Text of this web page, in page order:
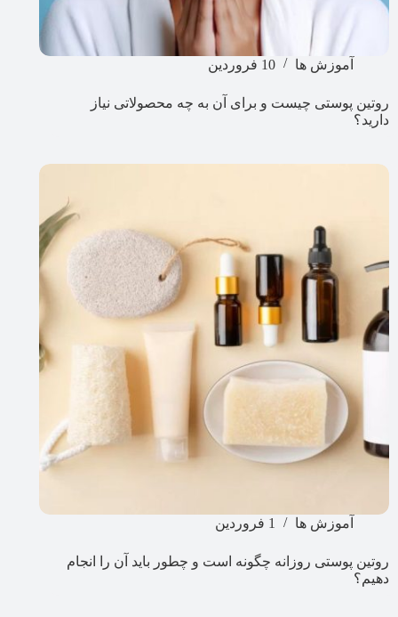
آموزش ها 10 فروردین
روتین پوستی چیست و برای آن به چه محصولاتی نیاز
دارید؟
آموزش ها 1 فروردین
روتین پوستی روزانه چگونه است و چطور باید آن را انجام
دهیم؟